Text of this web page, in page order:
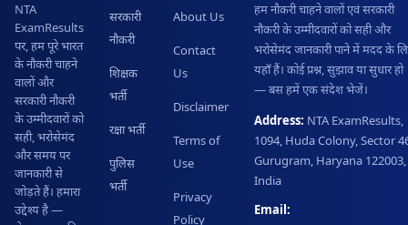
NTA
ExamResults
पर, हम पूरे भारत
के नौकरी चाहने
वालों और
सरकारी नौकरी
के उम्मीदवारों को
सही, भरोसेमंद
और समय पर
जानकारी से
जोड़ते हैं। हमारा
उद्देश्य है —
सरकारी
नौकरी
शिक्षक
भर्ती
रक्षा भर्ती
पुलिस
भर्ती
About Us
Contact
Us
Disclaimer
Terms of
Use
Privacy
Policy
हम नौकरी चाहने वालों एवं सरकारी
नौकरी के उम्मीदवारों को सही और
भरोसेमंद जानकारी पाने में मदद के
यहाँ हैं। कोई प्रश्न, सुझाव या सुधार हो
— बस हमें एक संदेश भेजें।
Address: NTA ExamResults,
1094, Huda Colony, Sector
Gurugram, Haryana 122003,
India
Email: